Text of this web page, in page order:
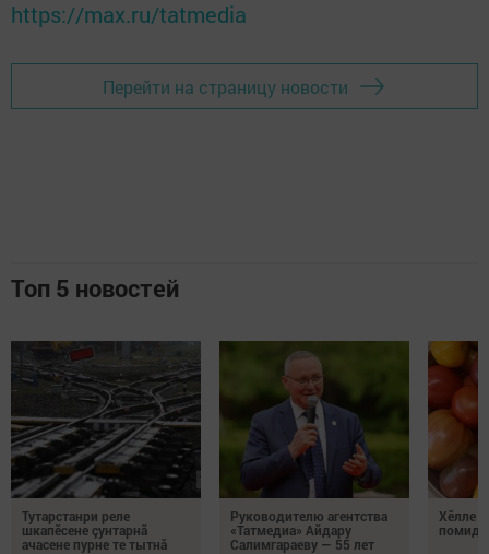
https://max.ru/tatmedia
Перейти на страницу новости
Топ 5 новостей
Тутарстанри реле
шкапӗсене çунтарнă
ачасене пурне те тытнă
Руководителю агентства
«Татмедиа» Айдару
Салимгараеву — 55 лет
Хӗлле